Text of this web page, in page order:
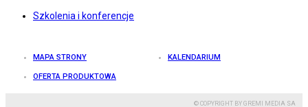
Szkolenia i konferencje
MAPA STRONY KALENDARIUM
OFERTA PRODUKTOWA
© COPYRIGHT BY GREMI MEDIA SA